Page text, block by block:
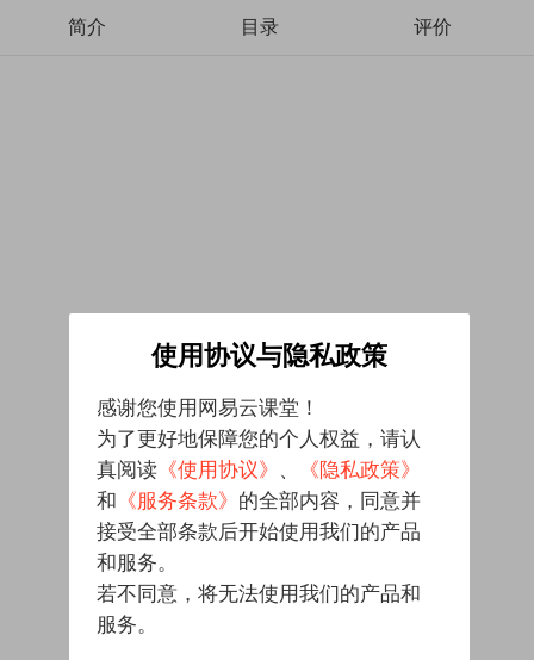
简介 目录 评价
使用协议与隐私政策
感谢您使用网易云课堂！
为了更好地保障您的个人权益，请认
真阅读 《使用协议》 、
《隐私政策》
和 《服务条款》 的全部内容，同意并
接受全部条款后开始使用我们的产品
和服务。
若不同意，将无法使用我们的产品和
服务。